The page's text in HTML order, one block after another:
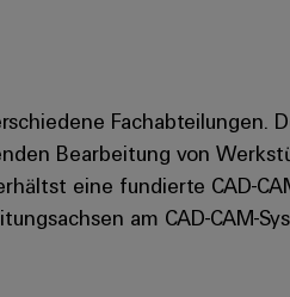
Fachabteilungen.
Bearbeitung von
eine fundierte CAD-
am CAD-CAM-